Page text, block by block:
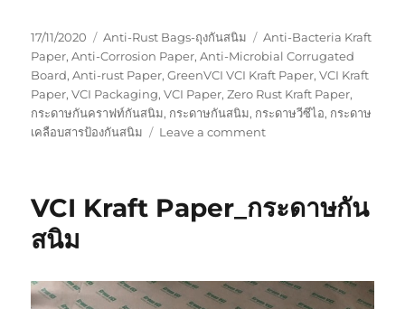
Posted
on
17/11/2020 Categories
Anti-Rust Bags-ถุงกันสนิม Tags
Anti-Bacteria Kraft
Paper,Anti-Corrosion Paper,Anti-Microbial Corrugated
Board,Anti-rust Paper,GreenVCI VCI Kraft Paper,VCI Kraft
Paper,VCI Packaging,VCI Paper,Zero Rust Kraft Paper,
กระดาษกันคราฟท์กันสนิม, กระดาษกันสนิม, กระดาษวีซีไอ, กระดาษ
เคลือบสารป้องกันสนิม
Leave a commenton
รอง
VCI Kraft Paper_กระดาษกัน
สนิม